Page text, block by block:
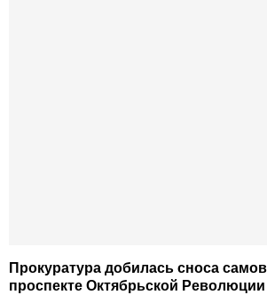
Прокуратура добилась сноса
проспекте Октябрьской